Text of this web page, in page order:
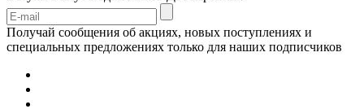
Получай сообщения об акциях, новых поступлениях и
специальных предложениях только для наших подписчиков